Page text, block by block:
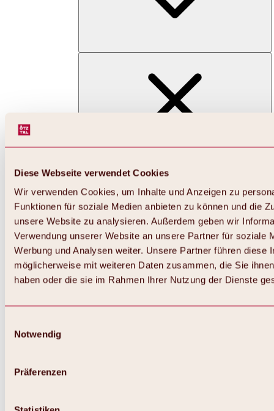
Diese Webseite verwendet Cookies
Wir verwenden Cookies, um Inhalte und Anzeigen zu
Funktionen für soziale Medien anbieten zu können und die
unsere Website zu analysieren. Außerdem geben wir
Verwendung unserer Website an unsere Partner für soziale
Werbung und Analysen weiter. Unsere Partner führen diese
möglicherweise mit weiteren Daten zusammen, die Sie
haben oder die sie im Rahmen Ihrer Nutzung der Dienste
Notwendig
Präferenzen